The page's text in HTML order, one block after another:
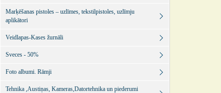
Marķēšanas pistoles – uzlīmes, tekstilpistoles, uzlīmju
aplikātori
Veidlapas-Kases žurnāli
Sveces - 50%
Foto albumi. Rāmji
Tehnika ,Austiņas, Kameras,Datortehnika un piederumi